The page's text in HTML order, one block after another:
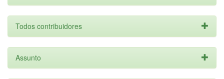
Todos contribuidores
Assunto